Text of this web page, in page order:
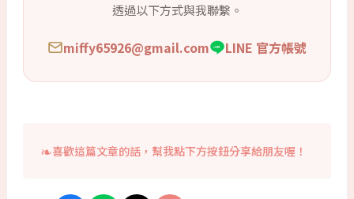
透過以下方式與我聯繫。
miffy65926@gmail.com LINE 官方帳號
喜歡這篇文章的話，幫我點下方按鈕分享給朋友喔！